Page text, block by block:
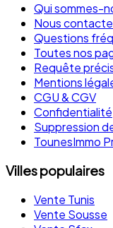
Qui sommes-
Nous
Questions
Toutes nos
Requête
Mentions
CGU & CGV
Confidentialité
Suppression
TounesImmo
Villes populaires
Vente Tunis
Vente Sousse